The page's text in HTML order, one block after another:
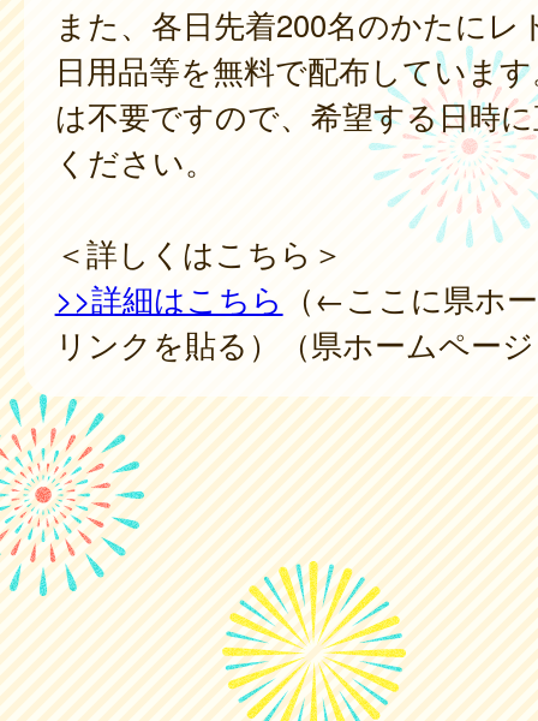
また、各日先着200名のかたにレ
日用品等を無料で配布していま
は不要ですので、希望する日時
ください。
＜詳しくはこちら＞
>>詳細はこちら （←ここに県ホ
リンクを貼る）（県ホームペー